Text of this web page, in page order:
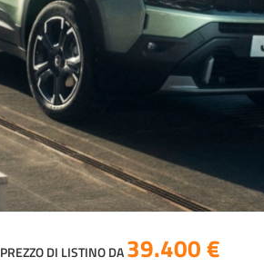
PREZZO DI LISTINO DA39.400 €